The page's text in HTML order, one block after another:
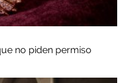
no piden permiso